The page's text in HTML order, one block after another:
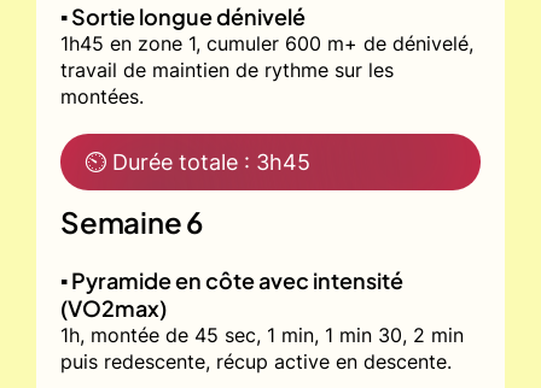
▪️ Sortie longue dénivelé
1h45 en zone 1, cumuler 600 m+ de dénivelé,
travail de maintien de rythme sur les
montées.
⏲ Durée totale : 3h45
Semaine 6
▪️ Pyramide en côte avec intensité
(VO2max)
1h, montée de 45 sec, 1 min, 1 min 30, 2 min
puis redescente, récup active en descente.